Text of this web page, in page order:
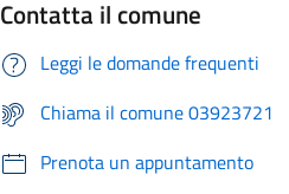
Contatta il comune
Leggi le domande frequenti
Chiama il comune 03923721
Prenota un appuntamento